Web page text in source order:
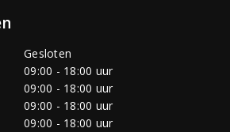
Gesloten
09:00 - 18:00 uur
09:00 - 18:00 uur
09:00 - 18:00 uur
09:00 - 18:00 uur